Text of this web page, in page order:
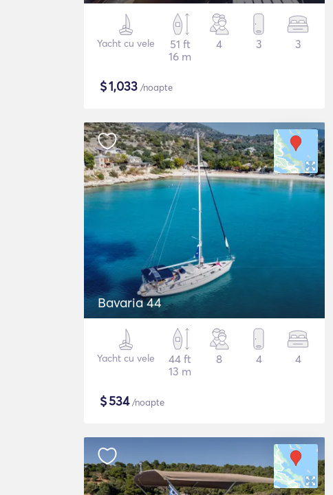
Yacht cu vele
51 ft
16 m
4 3 3
$1,033 /noapte
Bavaria 44
Yacht cu vele
44 ft
13 m
8 4 4
$534/noapte